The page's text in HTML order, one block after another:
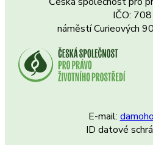
IČO:
náměstí Curieových
E-mail:
ID datové